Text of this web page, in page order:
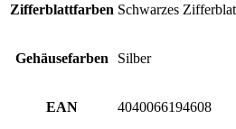
Zifferblattfarben Schwarzes
Gehäusefarben Silber
EAN 4040066194608